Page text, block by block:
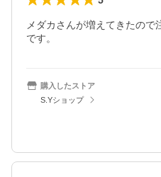
メダカさんが増えてきたので
です。
購入したストア
S.Yショップ